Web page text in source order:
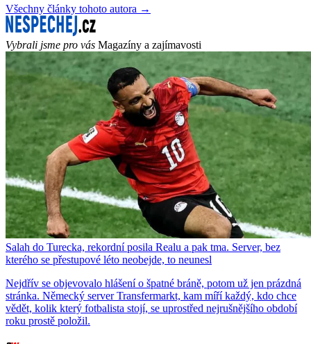
Všechny články tohoto autora →
Vybrali jsme pro vás Magazíny a zajímavosti
Salah do Turecka, rekordní posila Realu a pak tma. Server, bez
kterého se přestupové léto neobejde, to neunesl
Nejdřív se objevovalo hlášení o špatné bráně, potom už jen prázdná
stránka. Německý server Transfermarkt, kam míří každý, kdo chce
vědět, kolik který fotbalista stojí, se uprostřed nejrušnějšího období
roku prostě položil.